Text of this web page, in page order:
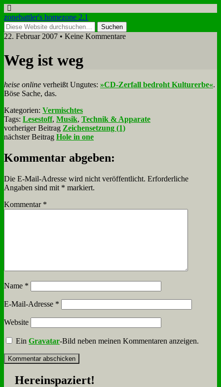
zonebattler's homezone 2.1
22. Februar 2007 • Keine Kommentare
Weg ist weg
hei­se on­line ver­heißt Un­gu­tes: »CD-Zer­fall be­droht Kul­tur­er­be«.
Bö­se Sa­che, das.
Kategorien: Vermischtes
Tags: Lesestoff, Musik, Technik & Apparate
vorheriger Beitrag Zeichensetzung (1)
nächster Beitrag Hole in one
Kommentar abgeben:
Die E-Mail-Adresse wird nicht veröffentlicht. Erforderliche
Angaben sind mit * markiert.
Kommentar *
Name *
E-Mail-Adresse *
Website
EinGravatar-Bild neben meinen Kommentaren anzeigen.
Her­ein­spa­ziert!